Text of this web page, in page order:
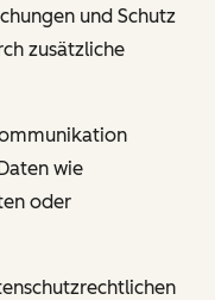
und Schutz
zusätzliche
wie
oder